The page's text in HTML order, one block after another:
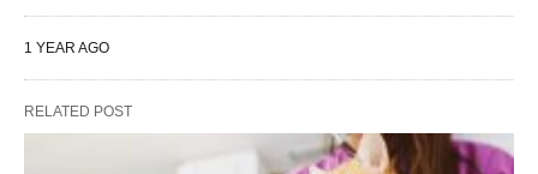
1 YEAR AGO
RELATED POST